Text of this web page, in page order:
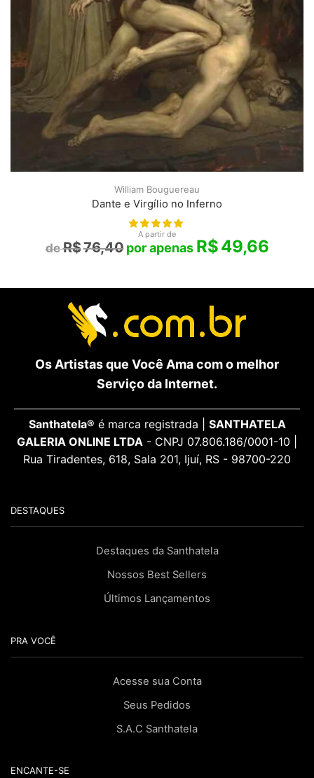
William Bouguereau
Dante e Virgílio no Inferno
A partir de
R$76,40 R$49,66
Os Artistas que Você Ama com o melhor
Serviço da Internet.
Santhatela® é marca registrada | SANTHATELA
GALERIA ONLINE LTDA - CNPJ 07.806.186/0001-10 |
Rua Tiradentes, 618, Sala 201, Ijuí, RS - 98700-220
DESTAQUES
Destaques da Santhatela
Nossos Best Sellers
Últimos Lançamentos
PRA VOCÊ
Acesse sua Conta
Seus Pedidos
S.A.C Santhatela
ENCANTE-SE